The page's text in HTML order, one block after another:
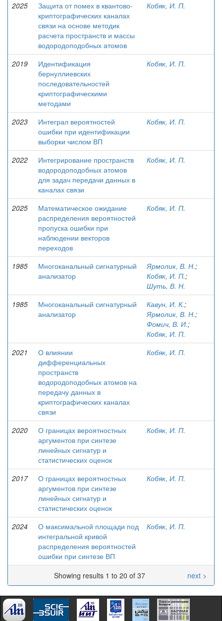
2025
Защита от помех в квантово-
криптографических каналах
связи на основе методик
расчета пространств и массы
водородоподобных атомов
Кобяк, И. П.
2019
Идентификация
бернуллиевских
последовательностей
криптографическими
методами
Кобяк, И. П.
2023
Интеграл вероятностей
ошибки при идентификации
выборки числом ВП
Кобяк, И. П.
2022
Интегрирование пространств
водородоподобных атомов
для задач передачи данных в
каналах связи
Кобяк, И. П.
2025
Математическое ожидание
распределения вероятностей
пропуска ошибки при
наблюдении векторов
переходов
Кобяк, И. П.
1985
Многоканальный сигнатурный
анализатор
Ярмолик, В. Н.;
Кобяк, И. П.;
Шуть, В. Н.
1985
Многоканальный сигнатурный
анализатор
Кавун, И. К.;
Ярмолик, В. Н.;
Фомич, В. И.;
Кобяк, И. П.
2021
О влиянии
дифференциальных
пространств
водородоподобных атомов на
передачу данных в
криптографических каналах
связи
Кобяк, И. П.
2020
О границах вероятностных
аргументов при синтезе
линейных сигнатур и
статистических оценок
Кобяк, И. П.
2017
О границах вероятностных
аргументов при синтезе
линейных сигнатур и
статистических оценок
Кобяк, И. П.
2024
О максимальной площади под
интегральной кривой
распределения вероятностей
ошибки при синтезе ВП
Кобяк, И. П.
Showing results 1 to 20 of 37 next >